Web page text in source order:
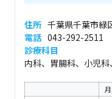
住所 千葉県千葉市緑
電話 043-292-2511
診療科目
内科、胃腸科、小児
月